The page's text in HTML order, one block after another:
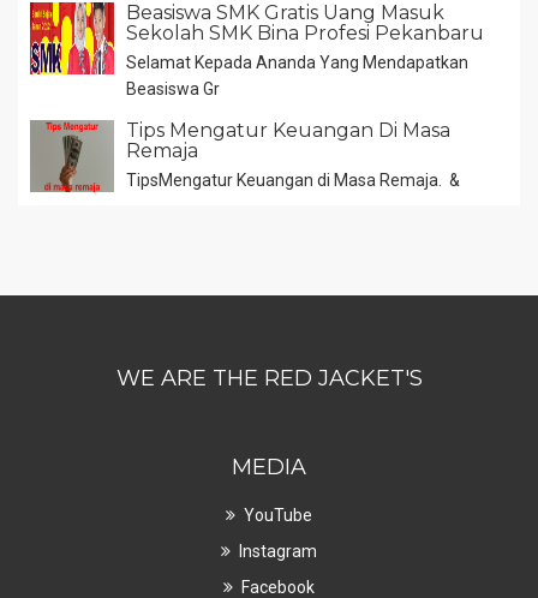
Beasiswa SMK Gratis Uang Masuk
Sekolah SMK Bina Profesi Pekanbaru
Selamat Kepada Ananda Yang Mendapatkan
Beasiswa Gr
Tips Mengatur Keuangan Di Masa
Remaja
TipsMengatur Keuangan di Masa Remaja. &
WE ARE THE RED JACKET'S
MEDIA
YouTube
Instagram
Facebook